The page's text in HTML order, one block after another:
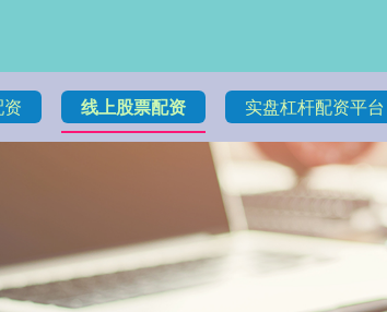
线上股票配资 实盘杠杆配资平台